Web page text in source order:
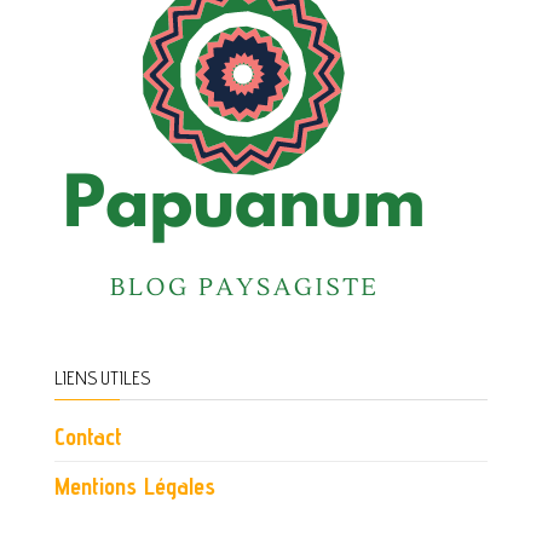
LIENS UTILES
Contact
Mentions Légales